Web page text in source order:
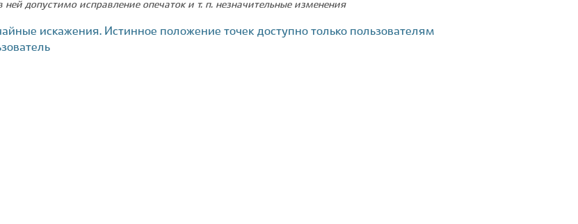
допустимо исправление опечаток и т. п. незначительные изменения
искажения. Истинное положение точек доступно только пользователям